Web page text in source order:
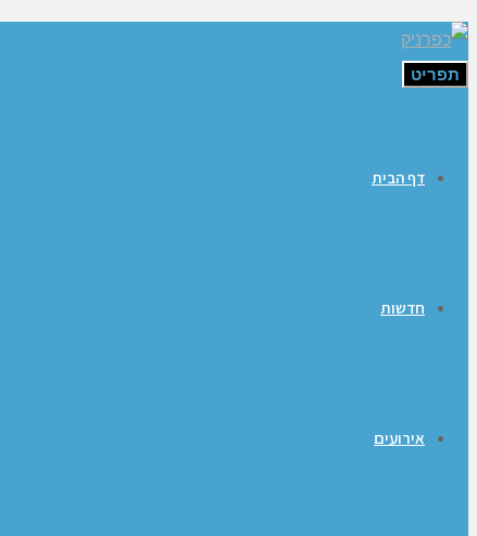
תפריט
דף הבית
חדשות
אירועים